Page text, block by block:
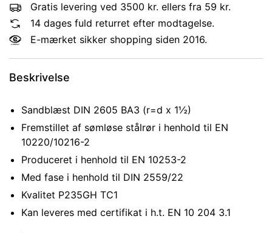
Gratis levering ved 3500 kr. ellers fra 59 kr.
14 dages fuld returret efter modtagelse.
E-mærket sikker shopping siden 2016.
Beskrivelse
Sandblæst DIN 2605 BA3 (r=d x 1½)
Fremstillet af sømløse stålrør i henhold til EN
10220/10216-2
Produceret i henhold til EN 10253-2
Med fase i henhold til DIN 2559/22
Kvalitet P235GH TC1
Kan leveres med certifikat i h.t. EN 10 204 3.1